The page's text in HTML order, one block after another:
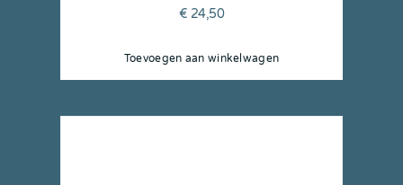
€ 24,50
Toevoegen aan winkelwagen